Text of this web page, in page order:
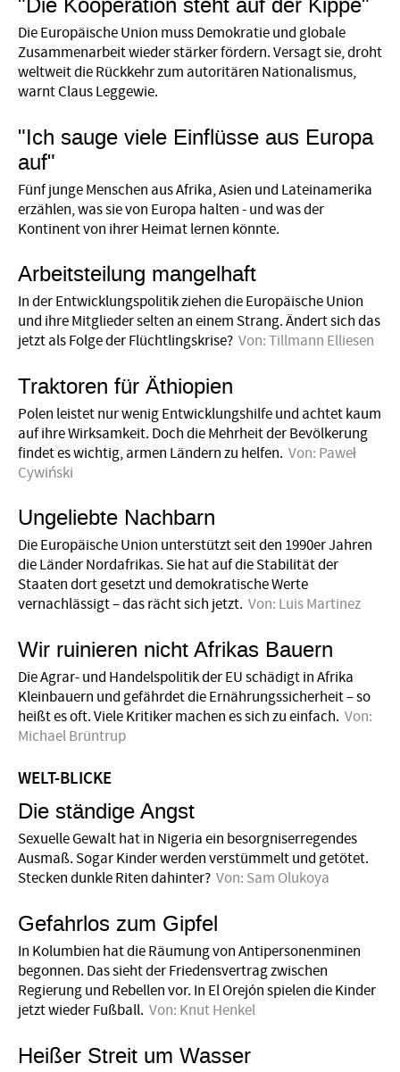
Die Europäische Union muss Demokratie und globale
Zusammenarbeit wieder stärker fördern. Versagt sie, droht
weltweit die Rückkehr zum autoritären Nationalismus,
warnt Claus Leggewie.
"Ich sauge viele Einflüsse aus Europa
auf"
Fünf junge Menschen aus Afrika, Asien und Lateinamerika
erzählen, was sie von Europa halten - und was der
Kontinent von ihrer Heimat lernen könnte.
Arbeitsteilung mangelhaft
In der Entwicklungspolitik ziehen die Europäische Union
und ihre Mitglieder selten an einem Strang. Ändert sich das
jetzt als Folge der Flüchtlingskrise? Von:Tillmann Elliesen
Traktoren für Äthiopien
Polen leistet nur wenig Entwicklungshilfe und achtet kaum
auf ihre Wirksamkeit. Doch die Mehrheit der Bevölkerung
findet es wichtig, armen Ländern zu helfen. Von: Paweł
Cywiński
Ungeliebte Nachbarn
Die Europäische Union unterstützt seit den 1990er Jahren
die Länder Nordafrikas. Sie hat auf die Stabilität der
Staaten dort gesetzt und demokratische Werte
vernachlässigt – das rächt sich jetzt. Von: Luis Martinez
Wir ruinieren nicht Afrikas Bauern
Die Agrar- und Handelspolitik der EU schädigt in Afrika
Kleinbauern und gefährdet die Ernährungssicherheit – so
heißt es oft. Viele Kritiker machen es sich zu einfach. Von:
Michael Brüntrup
WELT-BLICKE
Die ständige Angst
Sexuelle Gewalt hat in Nigeria ein besorgniserregendes
Ausmaß. Sogar Kinder werden verstümmelt und getötet.
Stecken dunkle Riten dahinter? Von: Sam Olukoya
Gefahrlos zum Gipfel
In Kolumbien hat die Räumung von Antipersonenminen
begonnen. Das sieht der Friedensvertrag zwischen
Regierung und Rebellen vor. In El Orejón spielen die Kinder
jetzt wieder Fußball. Von: Knut Henkel
Heißer Streit um Wasser